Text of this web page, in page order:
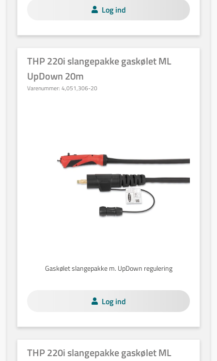
Log ind
THP 220i slangepakke gaskølet ML
UpDown 20m
Varenummer: 4,051,306-20
Gaskølet slangepakke m. UpDown regulering
Log ind
THP 220i slangepakke gaskølet ML